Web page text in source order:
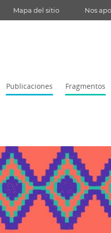
Mapa del sitio Nos
Publicaciones Fragmentos